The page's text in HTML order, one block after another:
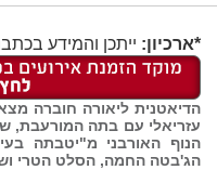
*ארכיון: ייתכן והמידע
הדיאטנית ליאורה חוברה
עזריאלי עם בתה המורעבת,
הנוף האורבני מ"יטבתה
הג'בטה החמה, הסלט הטרי